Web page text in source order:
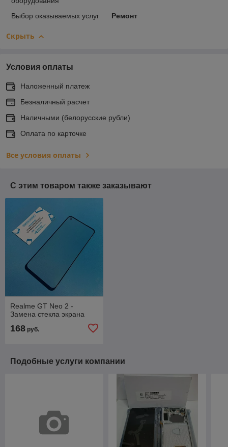
Выбор оказываемых услуг
Ремонт
Скрыть
Условия оплаты
Наложенный платеж
Безналичный расчет
Наличными (белорусские рубли)
Оплата по карточке
Все условия оплаты
С этим товаром также заказывают
Realme GT Neo 2 -
Замена стекла экрана
168 руб.
Подобные услуги компании